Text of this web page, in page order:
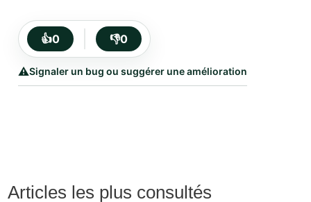
👍0 👎0
⚠️Signaler un bug ou suggérer une amélioration
Articles les plus consultés